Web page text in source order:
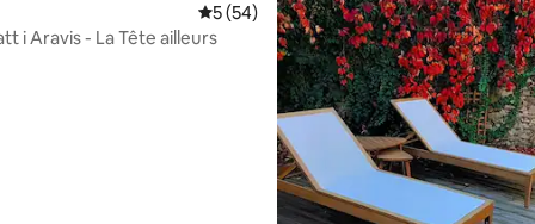
betyg, 78 omdömen
5 av 5 i genomsnittligt betyg, 54
5 (54)
i Aravis - La Tête ailleurs